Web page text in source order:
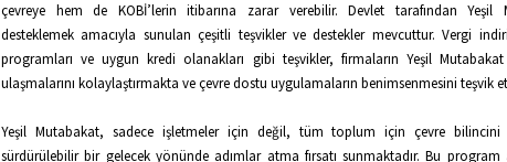
çevreye hem de KOBİ’lerin itibarına zarar verebilir. Devlet tarafından Yeşil
desteklemek amacıyla sunulan çeşitli teşvikler ve destekler mevcuttur. Vergi
programları ve uygun kredi olanakları gibi teşvikler, firmaların Yeşil Mutabakat
ulaşmalarını kolaylaştırmakta ve çevre dostu uygulamaların benimsenmesini teşvik
Yeşil Mutabakat, sadece işletmeler için değil, tüm toplum için çevre bilincini
sürdürülebilir bir gelecek yönünde adımlar atma fırsatı sunmaktadır. Bu program